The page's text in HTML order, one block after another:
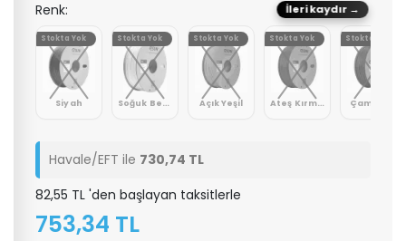
Renk:
Siyah
Stokta Yok
Soğuk Beyaz
Stokta Yok
Açık Yeşil
Stokta Yok
Ateş Kırmızı
Stokta Yok
Çam Yeşil
Stokta Yok
İleri kaydır →
Havale/EFT ile 730,74 TL
82,55 TL 'den başlayan taksitlerle
753,34 TL